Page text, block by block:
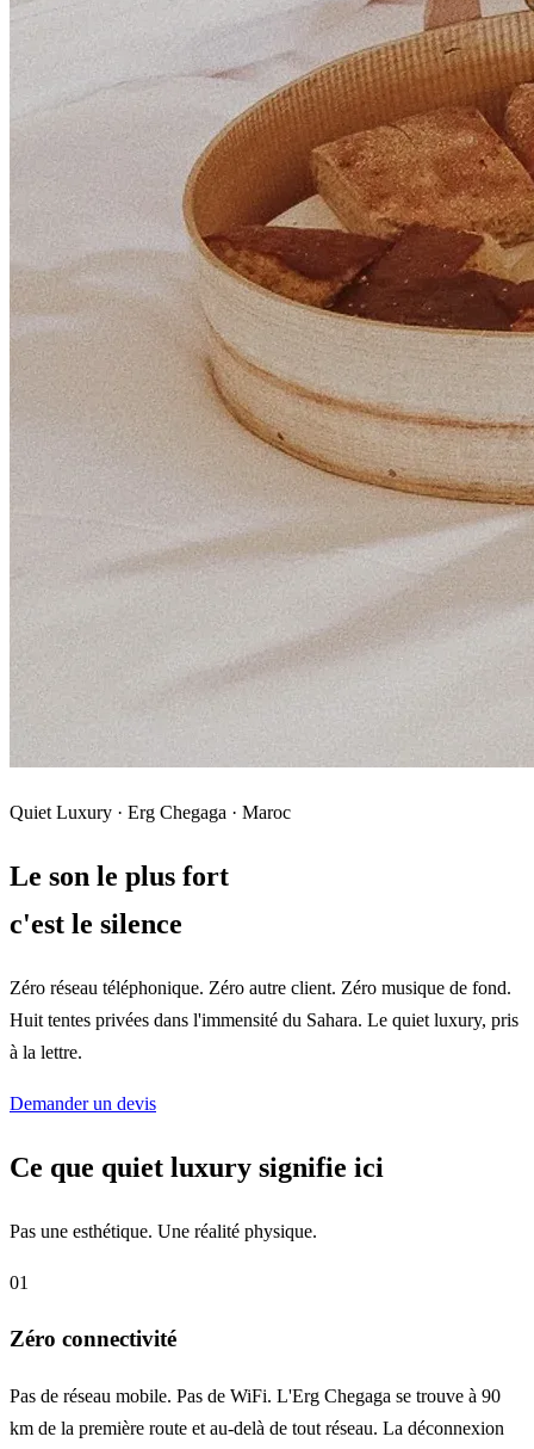
Quiet Luxury · Erg Chegaga · Maroc
Le son le plus fort
c'est le silence
Zéro réseau téléphonique. Zéro autre client. Zéro musique de fond.
Huit tentes privées dans l'immensité du Sahara. Le quiet luxury, pris
à la lettre.
Demander un devis
Ce que quiet luxury signifie ici
Pas une esthétique. Une réalité physique.
01
Zéro connectivité
Pas de réseau mobile. Pas de WiFi. L'Erg Chegaga se trouve à 90
km de la première route et au-delà de tout réseau. La déconnexion